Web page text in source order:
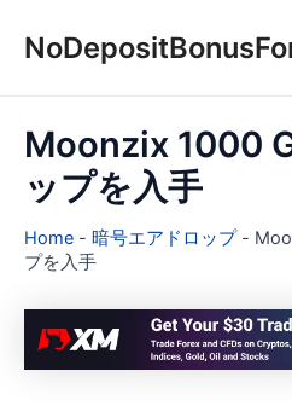
Moonzix 1000
ップを入手
Home - 暗号エアドロップ-
プを入手